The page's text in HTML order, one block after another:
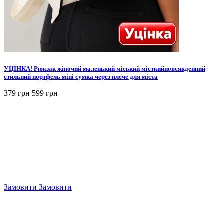
УЦІНКА! Рюкзак жіночий маленький міський місткийповсякденний
стильний портфель міні сумка через плече для міста
379 грн 599 грн
Замовити Замовити